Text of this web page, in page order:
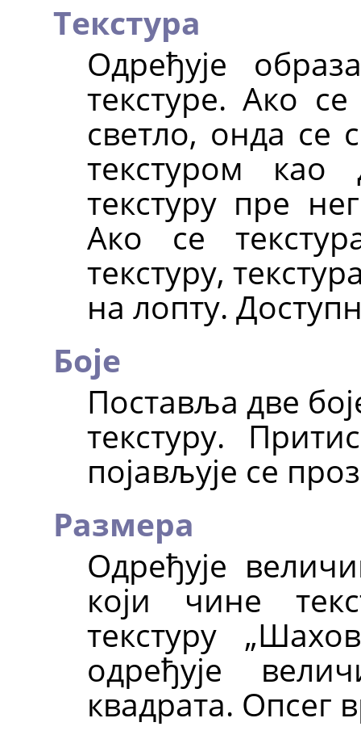
Текстура
Одређује
текстуре. Ако
светло, онда се
текстуром
текстуру пре
Ако се
текстуру,
на лопту.
Боје
Поставља две
текстуру.
појављује се
Размера
Одређује
који чине
текстуру „
одређује
квадрата. Опсег